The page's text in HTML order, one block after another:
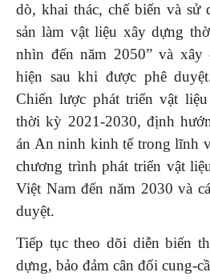
dò, khai thác, chế biến và sử
sản làm vật liệu xây dựng
nhìn đến năm 2050” và xây
hiện sau khi được phê
Chiến lược phát triển vật
thời kỳ 2021-2030, định
án An ninh kinh tế trong lĩnh
chương trình phát triển vật
Việt Nam đến năm 2030 và
duyệt.
Tiếp tục theo dõi diễn biến
dựng, bảo đảm cân đối cung-